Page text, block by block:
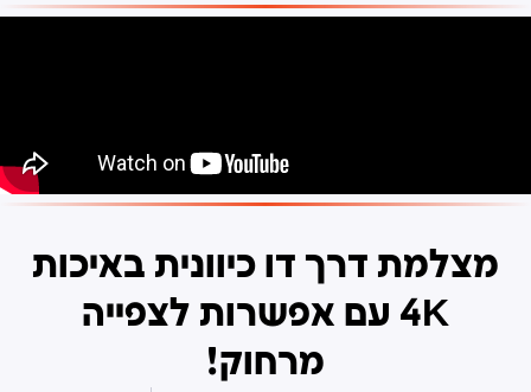
מצלמת דרך דו כיוונית באיכות
4K עם אפשרות לצפייה
מרחוק!